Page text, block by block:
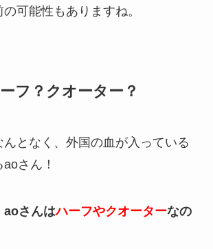
可能性もありますね。
フ？クオーター？
となく、外国の血が入っている
さん！
aoさんはハーフやクオーターなの